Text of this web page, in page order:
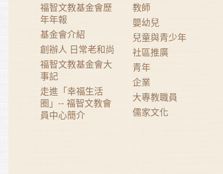
福智文教基金會歷
年年報
基金會介紹
創辦人 日常老和尚
福智文教基金會大
事記
走進「幸福生活
圈」-- 福智文教會
員中心簡介
教師
嬰幼兒
兒童與青少年
社區推廣
青年
企業
大專教職員
儒家文化